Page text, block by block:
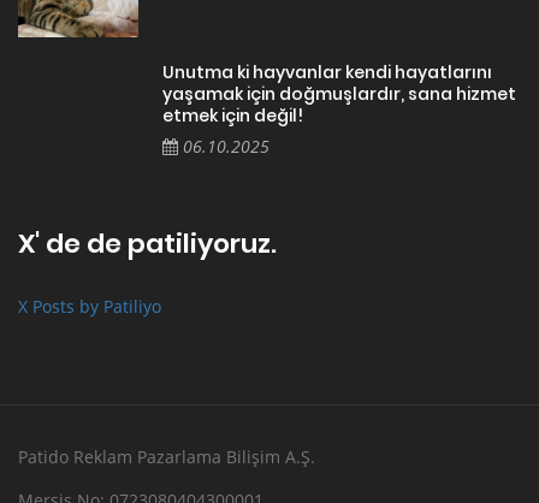
Unutma ki hayvanlar kendi hayatlarını
yaşamak için doğmuşlardır, sana hizmet
etmek için değil!
06.10.2025
X' de de patiliyoruz.
X Posts by Patiliyo
Patido Reklam Pazarlama Bilişim A.Ş.